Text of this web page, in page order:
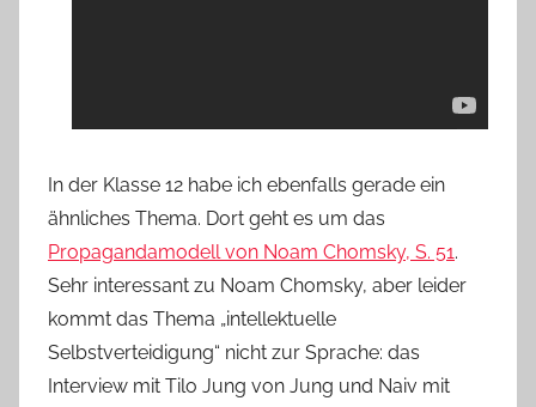
In der Klasse 12 habe ich ebenfalls gerade ein
ähnliches Thema. Dort geht es um das
Propagandamodell von Noam Chomsky, S. 51.
Sehr interessant zu Noam Chomsky, aber leider
kommt das Thema „intellektuelle
Selbstverteidigung“ nicht zur Sprache: das
Interview mit Tilo Jung von Jung und Naiv mit